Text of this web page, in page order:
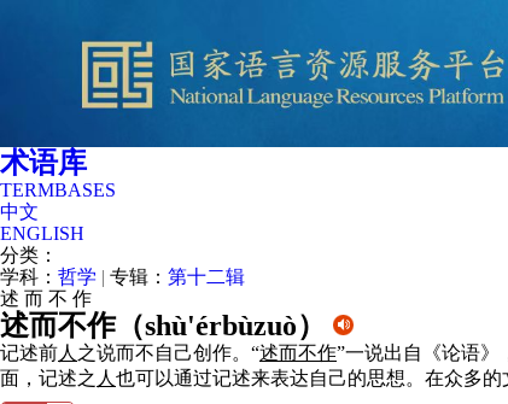
术语库
TERMBASES
中文
ENGLISH
分类：
学科： 哲学 | 专辑： 第十二辑
述 而 不 作
述而不作（shù'érbùzuò）
记述前人 之说而不自己创作。“述而不作”一说出自《论语
面，记述之 人 也可以通过记述来表达自己的思想。在众多